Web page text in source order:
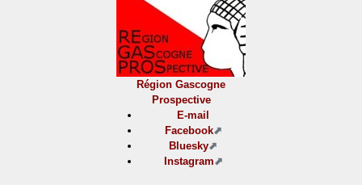
Région Gascogne
Prospective
E-mail
Facebook
Bluesky
Instagram